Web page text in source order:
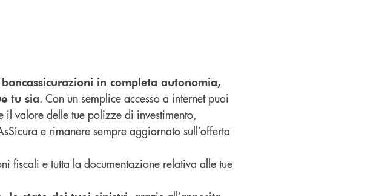
in completa autonomia,
tu sia. Con un semplice accesso a internet puoi
il valore delle tue polizze di investimento,
e rimanere sempre aggiornato sull’offerta
fiscali e tutta la documentazione relativa alle tue